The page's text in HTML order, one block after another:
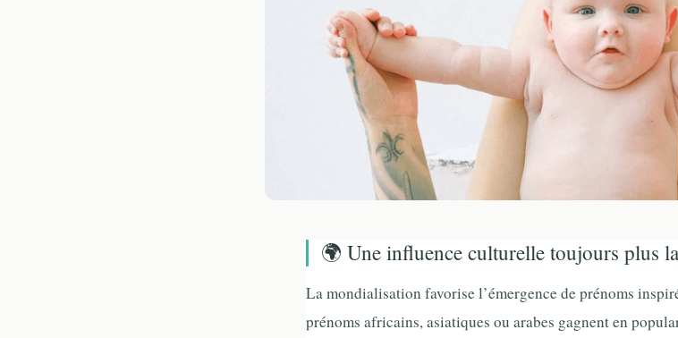
🌍 Une influence culturelle toujours plus
La mondialisation favorise l’émergence de prénoms
prénoms africains, asiatiques ou arabes gagnent en